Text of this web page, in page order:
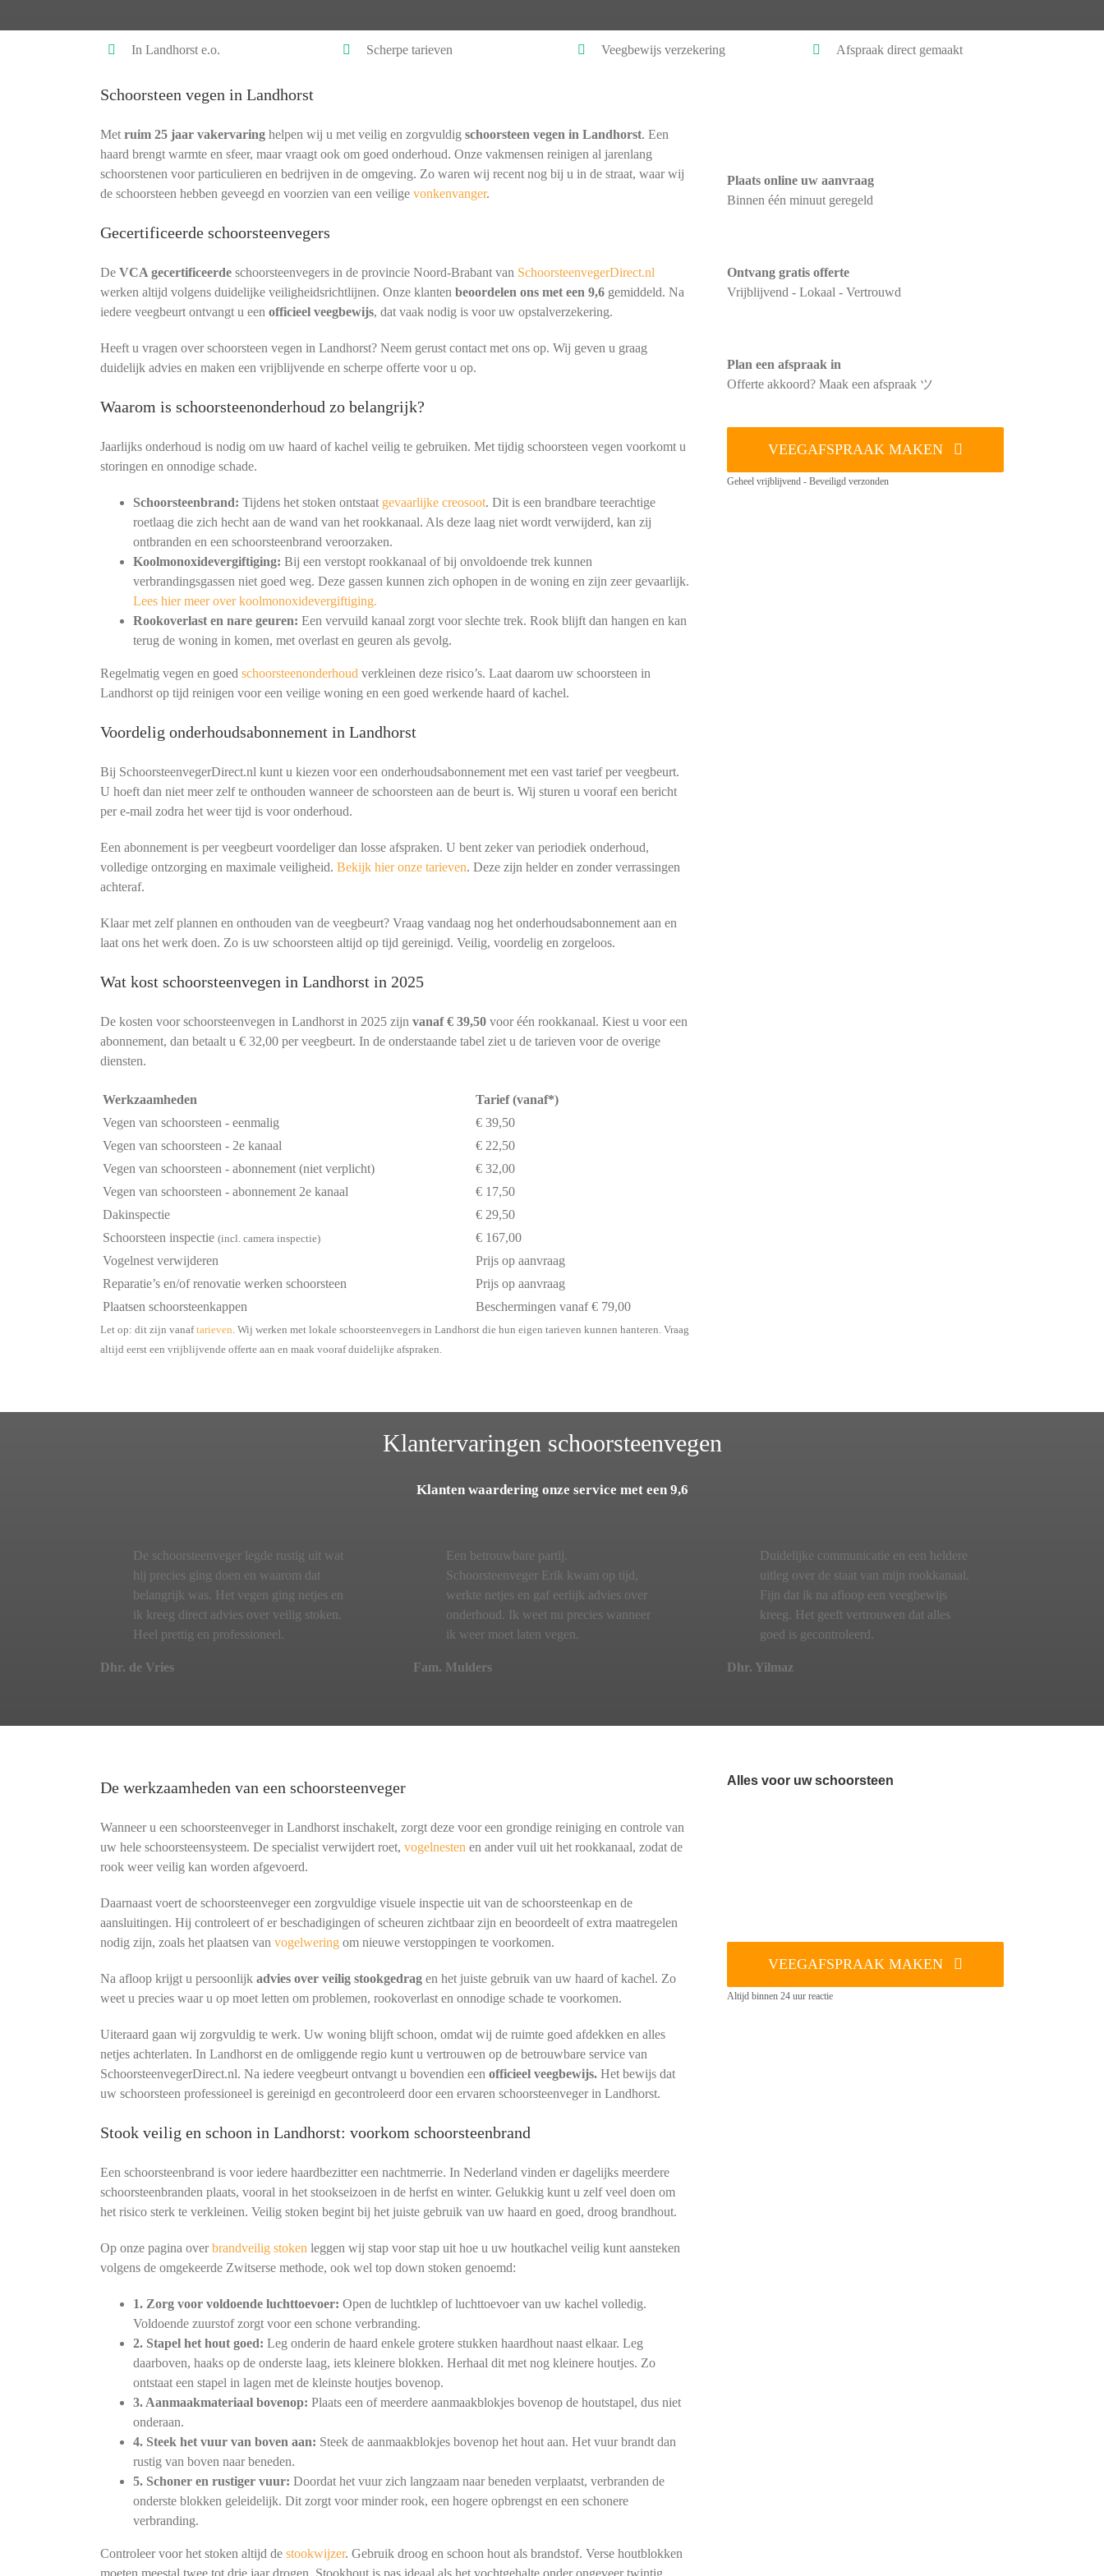
In Landhorst e.o. Scherpe tarieven Veegbewijs verzekering Afspraak direct gemaakt
Schoorsteen vegen in Landhorst
Met ruim 25 jaar vakervaringhelpen wij u met veilig en zorgvuldig schoorsteen vegen in Landhorst. Een
haard brengt warmte en sfeer, maar vraagt ook om goed onderhoud. Onze vakmensen reinigen al jarenlang
schoorstenen voor particulieren en bedrijven in de omgeving. Zo waren wij recent nog bij u in de straat, waar wij
de schoorsteen hebben geveegd en voorzien van een veilige vonkenvanger.
Gecertificeerde schoorsteenvegers
De VCA gecertificeerdeschoorsteenvegers in de provincie Noord-Brabant van SchoorsteenvegerDirect.nl
werken altijd volgens duidelijke veiligheidsrichtlijnen. Onze klanten beoordelen ons met een 9,6gemiddeld. Na
iedere veegbeurt ontvangt u een officieel veegbewijs, dat vaak nodig is voor uw opstalverzekering.
Heeft u vragen over schoorsteen vegen in Landhorst? Neem gerust contact met ons op. Wij geven u graag
duidelijk advies en maken een vrijblijvende en scherpe offerte voor u op.
Waarom is schoorsteenonderhoud zo belangrijk?
Jaarlijks onderhoud is nodig om uw haard of kachel veilig te gebruiken. Met tijdig schoorsteen vegen voorkomt u
storingen en onnodige schade.
Schoorsteenbrand: Tijdens het stoken ontstaat gevaarlijke creosoot. Dit is een brandbare teerachtige
roetlaag die zich hecht aan de wand van het rookkanaal. Als deze laag niet wordt verwijderd, kan zij
ontbranden en een schoorsteenbrand veroorzaken.
Koolmonoxidevergiftiging: Bij een verstopt rookkanaal of bij onvoldoende trek kunnen
verbrandingsgassen niet goed weg. Deze gassen kunnen zich ophopen in de woning en zijn zeer gevaarlijk.
Lees hier meer over koolmonoxidevergiftiging.
Rookoverlast en nare geuren: Een vervuild kanaal zorgt voor slechte trek. Rook blijft dan hangen en kan
terug de woning in komen, met overlast en geuren als gevolg.
Regelmatig vegen en goed schoorsteenonderhoud verkleinen deze risico’s. Laat daarom uw schoorsteen in
Landhorst op tijd reinigen voor een veilige woning en een goed werkende haard of kachel.
Voordelig onderhoudsabonnement in Landhorst
Bij SchoorsteenvegerDirect.nl kunt u kiezen voor een onderhoudsabonnement met een vast tarief per veegbeurt.
U hoeft dan niet meer zelf te onthouden wanneer de schoorsteen aan de beurt is. Wij sturen u vooraf een bericht
per e-mail zodra het weer tijd is voor onderhoud.
Een abonnement is per veegbeurt voordeliger dan losse afspraken. U bent zeker van periodiek onderhoud,
volledige ontzorging en maximale veiligheid. Bekijk hier onze tarieven. Deze zijn helder en zonder verrassingen
achteraf.
Klaar met zelf plannen en onthouden van de veegbeurt? Vraag vandaag nog het onderhoudsabonnement aan en
laat ons het werk doen. Zo is uw schoorsteen altijd op tijd gereinigd. Veilig, voordelig en zorgeloos.
Wat kost schoorsteenvegen in Landhorst in 2025
De kosten voor schoorsteenvegen in Landhorst in 2025 zijn vanaf € 39,50voor één rookkanaal. Kiest u voor een
abonnement, dan betaalt u € 32,00 per veegbeurt. In de onderstaande tabel ziet u de tarieven voor de overige
diensten.
Werkzaamheden
Tarief (vanaf*)
Vegen van schoorsteen - eenmalig
€ 39,50
Vegen van schoorsteen - 2e kanaal
€ 22,50
Vegen van schoorsteen - abonnement (niet verplicht)
€ 32,00
Vegen van schoorsteen - abonnement 2e kanaal
€ 17,50
Dakinspectie
€ 29,50
Schoorsteen inspectie (incl. camera inspectie)
€ 167,00
Vogelnest verwijderen
Prijs op aanvraag
Reparatie’s en/of renovatie werken schoorsteen
Prijs op aanvraag
Plaatsen schoorsteenkappen
Beschermingen vanaf € 79,00
Let op: dit zijn vanaftarieven . Wij werken met lokale schoorsteenvegers in Landhorst die hun eigen tarieven kunnen hanteren. Vraag
altijd eerst een vrijblijvende offerte aan en maak vooraf duidelijke afspraken.
Plaats online uw aanvraag
Binnen één minuut geregeld
Ontvang gratis offerte
Vrijblijvend - Lokaal - Vertrouwd
Plan een afspraak in
Offerte akkoord? Maak een afspraak ツ
VEEGAFSPRAAK MAKEN
Geheel vrijblijvend - Beveiligd verzonden
Klantervaringen schoorsteenvegen
Klanten waardering onze service met een 9,6
De schoorsteenveger legde rustig uit wat
hij precies ging doen en waarom dat
belangrijk was. Het vegen ging netjes en
ik kreeg direct advies over veilig stoken.
Heel prettig en professioneel.
Dhr. de Vries
Een betrouwbare partij.
Schoorsteenveger Erik kwam op tijd,
werkte netjes en gaf eerlijk advies over
onderhoud. Ik weet nu precies wanneer
ik weer moet laten vegen.
Fam. Mulders
Duidelijke communicatie en een heldere
uitleg over de staat van mijn rookkanaal.
Fijn dat ik na afloop een veegbewijs
kreeg. Het geeft vertrouwen dat alles
goed is gecontroleerd.
Dhr. Yilmaz
De werkzaamheden van een schoorsteenveger
Wanneer u een schoorsteenveger in Landhorst inschakelt, zorgt deze voor een grondige reiniging en controle van
uw hele schoorsteensysteem. De specialist verwijdert roet, vogelnesten en ander vuil uit het rookkanaal, zodat de
rook weer veilig kan worden afgevoerd.
Daarnaast voert de schoorsteenveger een zorgvuldige visuele inspectie uit van de schoorsteenkap en de
aansluitingen. Hij controleert of er beschadigingen of scheuren zichtbaar zijn en beoordeelt of extra maatregelen
nodig zijn, zoals het plaatsen van vogelweringom nieuwe verstoppingen te voorkomen.
Na afloop krijgt u persoonlijk advies over veilig stookgedragen het juiste gebruik van uw haard of kachel. Zo
weet u precies waar u op moet letten om problemen, rookoverlast en onnodige schade te voorkomen.
Uiteraard gaan wij zorgvuldig te werk. Uw woning blijft schoon, omdat wij de ruimte goed afdekken en alles
netjes achterlaten. In Landhorst en de omliggende regio kunt u vertrouwen op de betrouwbare service van
SchoorsteenvegerDirect.nl. Na iedere veegbeurt ontvangt u bovendien een officieel veegbewijs. Het bewijs dat
uw schoorsteen professioneel is gereinigd en gecontroleerd door een ervaren schoorsteenveger in Landhorst.
Stook veilig en schoon in Landhorst: voorkom schoorsteenbrand
Een schoorsteenbrand is voor iedere haardbezitter een nachtmerrie. In Nederland vinden er dagelijks meerdere
schoorsteenbranden plaats, vooral in het stookseizoen in de herfst en winter. Gelukkig kunt u zelf veel doen om
het risico sterk te verkleinen. Veilig stoken begint bij het juiste gebruik van uw haard en goed, droog brandhout.
Op onze pagina overbrandveilig stoken leggen wij stap voor stap uit hoe u uw houtkachel veilig kunt aansteken
volgens de omgekeerde Zwitserse methode, ook wel top down stoken genoemd:
1. Zorg voor voldoende luchttoevoer: Open de luchtklep of luchttoevoer van uw kachel volledig.
Voldoende zuurstof zorgt voor een schone verbranding.
2. Stapel het hout goed: Leg onderin de haard enkele grotere stukken haardhout naast elkaar. Leg
daarboven, haaks op de onderste laag, iets kleinere blokken. Herhaal dit met nog kleinere houtjes. Zo
ontstaat een stapel in lagen met de kleinste houtjes bovenop.
3. Aanmaakmateriaal bovenop: Plaats een of meerdere aanmaakblokjes bovenop de houtstapel, dus niet
onderaan.
4. Steek het vuur van boven aan: Steek de aanmaakblokjes bovenop het hout aan. Het vuur brandt dan
rustig van boven naar beneden.
5. Schoner en rustiger vuur: Doordat het vuur zich langzaam naar beneden verplaatst, verbranden de
onderste blokken geleidelijk. Dit zorgt voor minder rook, een hogere opbrengst en een schonere
verbranding.
Controleer voor het stoken altijd de stookwijzer. Gebruik droog en schoon hout als brandstof. Verse houtblokken
moeten meestal twee tot drie jaar drogen. Stookhout is pas ideaal als het vochtgehalte onder ongeveer twintig
Alles voor uw schoorsteen
VEEGAFSPRAAK MAKEN
Altijd binnen 24 uur reactie